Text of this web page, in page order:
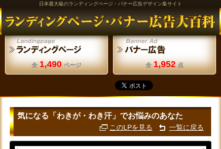
日本最大級のランディングページ・バナー広告デザイン集サイト
全 1,490 ページ 全 1,952 点
気になる「わきが・わき汗」でお悩みのあなた
このLPを見る 一覧に戻る